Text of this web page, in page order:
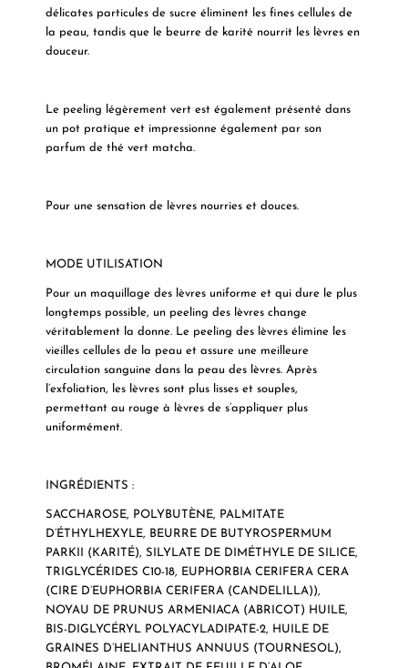
délicates particules de sucre éliminent les fines cellules de
la peau, tandis que le beurre de karité nourrit les lèvres en
douceur.
Le peeling légèrement vert est également présenté dans
un pot pratique et impressionne également par son
parfum de thé vert matcha.
Pour une sensation de lèvres nourries et douces.
MODE UTILISATION
Pour un maquillage des lèvres uniforme et qui dure le plus
longtemps possible, un peeling des lèvres change
véritablement la donne. Le peeling des lèvres élimine les
vieilles cellules de la peau et assure une meilleure
circulation sanguine dans la peau des lèvres. Après
l’exfoliation, les lèvres sont plus lisses et souples,
permettant au rouge à lèvres de s’appliquer plus
uniformément.
INGRÉDIENTS :
SACCHAROSE, POLYBUTÈNE, PALMITATE
D’ÉTHYLHEXYLE, BEURRE DE BUTYROSPERMUM
PARKII (KARITÉ), SILYLATE DE DIMÉTHYLE DE SILICE,
TRIGLYCÉRIDES C10-18, EUPHORBIA CERIFERA CERA
(CIRE D’EUPHORBIA CERIFERA (CANDELILLA)),
NOYAU DE PRUNUS ARMENIACA (ABRICOT) HUILE,
BIS-DIGLYCÉRYL POLYACYLADIPATE-2, HUILE DE
GRAINES D’HELIANTHUS ANNUUS (TOURNESOL),